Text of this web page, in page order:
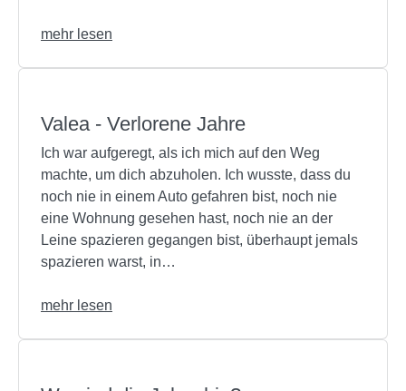
mehr lesen
Valea - Verlorene Jahre
Ich war aufgeregt, als ich mich auf den Weg
machte, um dich abzuholen. Ich wusste, dass du
noch nie in einem Auto gefahren bist, noch nie
eine Wohnung gesehen hast, noch nie an der
Leine spazieren gegangen bist, überhaupt jemals
spazieren warst, in…
mehr lesen